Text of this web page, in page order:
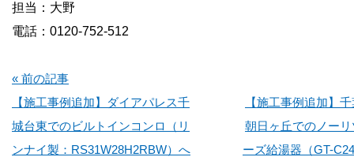
担当：大野
電話：0120-752-512
« 前の記事
【施工事例追加】ダイアパレス千
城台東でのビルトインコンロ（リ
ンナイ製：RS31W28H2RBW）へ
【施工事例追加】
朝日ヶ丘でのノー
ーズ給湯器（GT-